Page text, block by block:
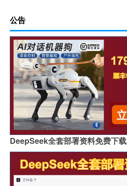
公告
DeepSeek全套部署资料免费下载